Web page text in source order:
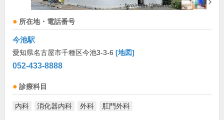
所在地・電話番号
今池駅
愛知県名古屋市千種区今池3-3-6 [地図]
052-433-8888
診療科目
内科 消化器内科 外科 肛門外科